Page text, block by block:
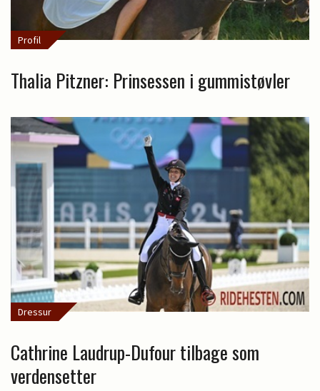
Profil
Thalia Pitzner: Prinsessen i gummistøvler
Dressur
Cathrine Laudrup-Dufour tilbage som
verdensetter